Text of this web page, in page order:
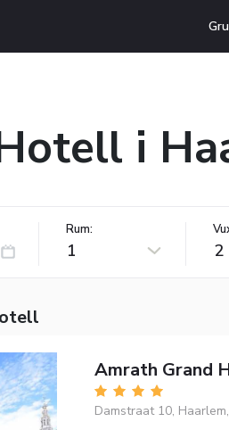
i
Rum:
1 2
Amrath Grand
Damstraat 10,